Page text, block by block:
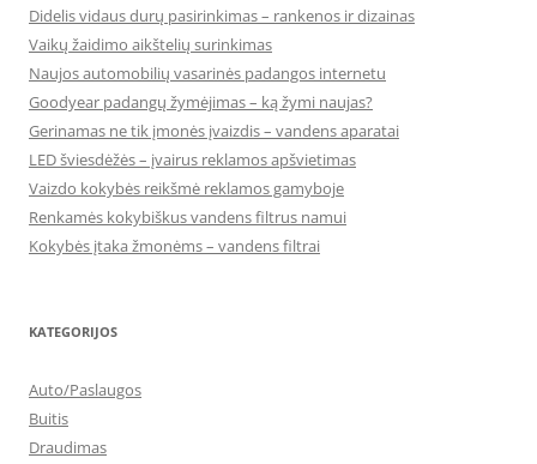
Didelis vidaus durų pasirinkimas – rankenos ir dizainas
Vaikų žaidimo aikštelių surinkimas
Naujos automobilių vasarinės padangos internetu
Goodyear padangų žymėjimas – ką žymi naujas?
Gerinamas ne tik įmonės įvaizdis – vandens aparatai
LED šviesdėžės – įvairus reklamos apšvietimas
Vaizdo kokybės reikšmė reklamos gamyboje
Renkamės kokybiškus vandens filtrus namui
Kokybės įtaka žmonėms – vandens filtrai
KATEGORIJOS
Auto/Paslaugos
Buitis
Draudimas